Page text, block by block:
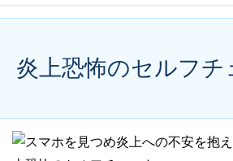
炎上恐怖のセルフチ